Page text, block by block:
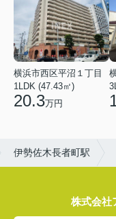
横浜市西区平沼１丁目
1LDK (47.43㎡)
20.3万円
伊勢佐木長者町駅
株式会